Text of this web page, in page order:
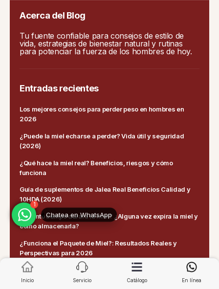
Acerca del Blog
Tu fuente confiable para consejos de estilo de
vida, estrategias de bienestar natural y rutinas
para potenciar la fuerza de los hombres de hoy.
Entradas recientes
Los mejores consejos para perder peso en hombres en
2026
¿Puede la miel echarse a perder? Vida útil y seguridad
(2026)
¿Qué hace la miel real? Beneficios, riesgos y cómo
funciona
Guía de suplementos de Jalea Real Beneficios Calidad y
10HDA (2026)
¿Cuánto tiempo durará la miel? ¿Alguna vez expira la miel y
cómo almacenarla?
¿Funciona el Paquete de Miel?: Resultados Reales y
Perspectivas para 2026
Chatea en WhatsApp
1
Inicio Servicio Catálogo En línea